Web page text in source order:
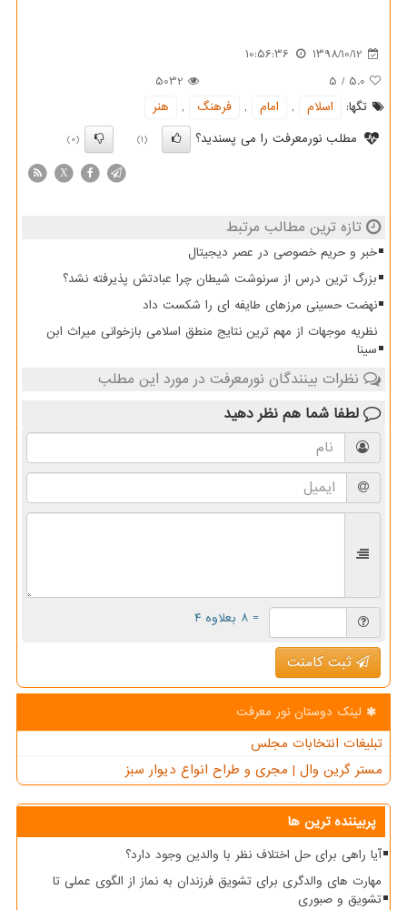
1398/10/12
10:56:36
5.0
/
5
5032
تگها:
اسلام , امام , فرهنگ ,
هنر
مطلب نورمعرفت را می پسندید؟
(1)
(0)
X
تازه ترین مطالب مرتبط
خبر و حریم خصوصی در عصر دیجیتال
بزرگ ترین درس از سرنوشت شیطان چرا عبادتش پذیرفته نشد؟
نهضت حسینی مرزهای طایفه ای را شکست داد
نظریه موجهات از مهم ترین نتایج منطق اسلامی بازخوانی میراث ابن
سینا
نظرات بینندگان نورمعرفت در مورد این مطلب
لطفا شما هم نظر دهید
= ۸ بعلاوه ۴
ثبت کامنت
لینک دوستان نور معرفت
تبلیغات انتخابات مجلس
مستر گرین وال | مجری و طراح انواع دیوار سبز
پربیننده ترین ها
آیا راهی برای حل اختلاف نظر با والدین وجود دارد؟
مهارت های والدگری برای تشویق فرزندان به نماز از الگوی عملی تا
تشویق و صبوری